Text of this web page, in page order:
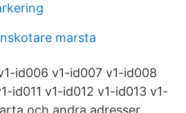
marsta
id006 v1-id007 v1-id008
id011 v1-id012 v1-id013 v1-
och andra adresser